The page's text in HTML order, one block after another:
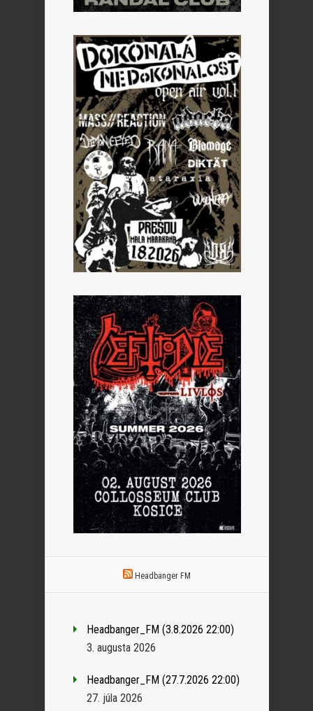
Headbanger FM
Headbanger_FM (3.8.2026 22:00)
3. augusta 2026
Headbanger_FM (27.7.2026 22:00)
27. júla 2026